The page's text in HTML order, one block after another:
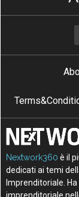
Nextwork360 è il
dedicati ai temi
Imprenditoriale.
imprenditoriale